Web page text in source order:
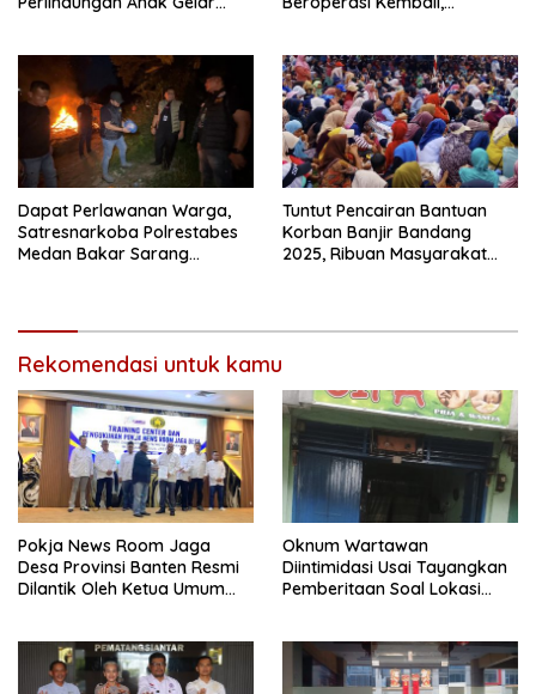
Dapat Perlawanan Warga,
Satresnarkoba Polrestabes
Medan Bakar Sarang
Tuntut Pencairan Bantuan
Korban Banjir Bandang
2025, Ribuan Masyarakat
Rekomendasi untuk kamu
Pokja News Room Jaga
Desa Provinsi Banten Resmi
Dilantik Oleh Ketua Umum
Oknum Wartawan
Diintimidasi Usai Tayangkan
Pemberitaan Soal Lokasi